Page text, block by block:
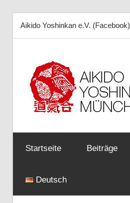
Aikido Yoshinkan e.V. (Facebook)
springen
Startseite Beiträge
Deutsch